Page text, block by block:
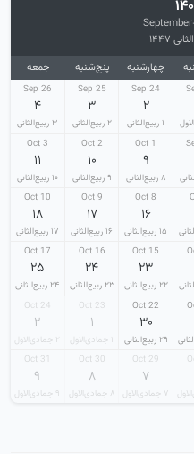
۱۴۴۷
چهارشنبه پنج‌شنبه جمعه
24 Sep
۲
۱ ربیع‌الثانی
25 Sep
۳
۲ ربیع‌الثانی
26 Sep
۴
۳ ربیع‌الثانی
1 Oct
۹
۸ ربیع‌الثانی
2 Oct
۱۰
۹ ربیع‌الثانی
3 Oct
۱۱
۱۰ ربیع‌الثانی
8 Oct
۱۶
۱۵ ربیع‌الثانی
9 Oct
۱۷
۱۶ ربیع‌الثانی
10 Oct
۱۸
۱۷ ربیع‌الثانی
15 Oct
۲۳
۲۲ ربیع‌الثانی
16 Oct
۲۴
۲۳ ربیع‌الثانی
17 Oct
۲۵
۲۴ ربیع‌الثانی
22 Oct
۳۰
۲۹ ربیع‌الثانی
23 Oct
۱
24 Oct
۲
۲ جمادی‌الاول
29 Oct
۷
۷ جمادی‌الاول
30 Oct
۸
۸ جمادی‌الاول
31 Oct
۹
۹ جمادی‌الاول